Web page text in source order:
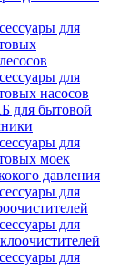
для
для
насосов
для бытовой
для
моек
давления
для
для
для